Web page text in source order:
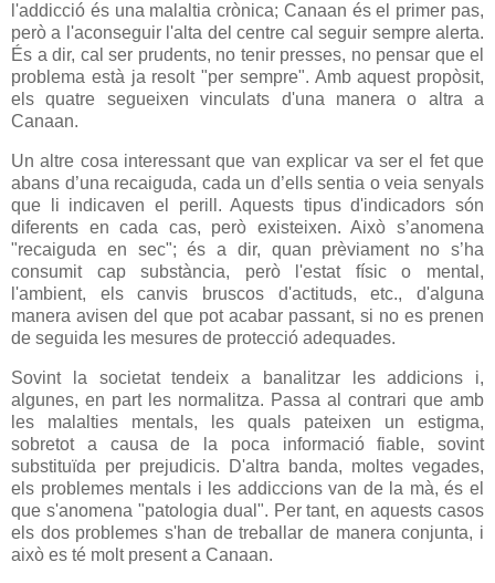
l'addicció és una malaltia crònica; Canaan és el primer pas,
però a l'aconseguir l'alta del centre cal seguir sempre alerta.
És a dir, cal ser prudents, no tenir presses, no pensar que el
problema està ja resolt "per sempre". Amb aquest propòsit,
els quatre segueixen vinculats d'una manera o altra a
Canaan.
Un altre cosa interessant que van explicar va ser el fet que
abans d’una recaiguda, cada un d’ells sentia o veia senyals
que li indicaven el perill. Aquests tipus d'indicadors són
diferents en cada cas, però existeixen. Això s’anomena
"recaiguda en sec"; és a dir, quan prèviament no s’ha
consumit cap substància, però l'estat físic o mental,
l'ambient, els canvis bruscos d'actituds, etc., d'alguna
manera avisen del que pot acabar passant, si no es prenen
de seguida les mesures de protecció adequades.
Sovint la societat tendeix a banalitzar les addicions i,
algunes, en part les normalitza. Passa al contrari que amb
les malalties mentals, les quals pateixen un estigma,
sobretot a causa de la poca informació fiable, sovint
substituïda per prejudicis. D'altra banda, moltes vegades,
els problemes mentals i les addiccions van de la mà, és el
que s'anomena "patologia dual". Per tant, en aquests casos
els dos problemes s'han de treballar de manera conjunta, i
això es té molt present a Canaan.